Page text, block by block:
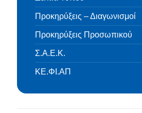
Προκηρύξεις – Διαγωνισμοί
Προκηρύξεις Προσωπικού
Σ.Α.Ε.Κ.
ΚΕ.ΦΙ.ΑΠ